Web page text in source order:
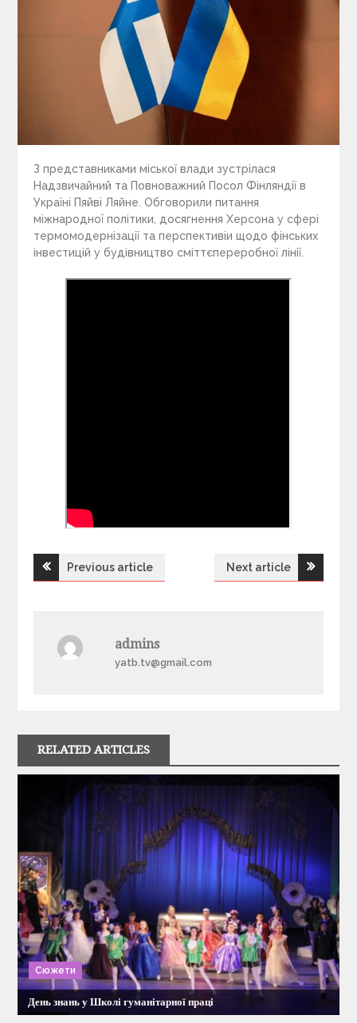
З представниками міської влади зустрілася
Надзвичайний та Повноважний Посол Фінляндії в
Україні Пяйві Ляйне. Обговорили питання
міжнародної політики, досягнення Херсона у сфері
термомодернізації та перспективіи щодо фінських
інвестицій у будівництво сміттєпереробної лінії.
Н
г
а
і
я
з
а
п
Previous article Next article
admins
yatb.tv@gmail.com
RELATED ARTICLES
Сюжети
День знань у Школі гуманітарної праці